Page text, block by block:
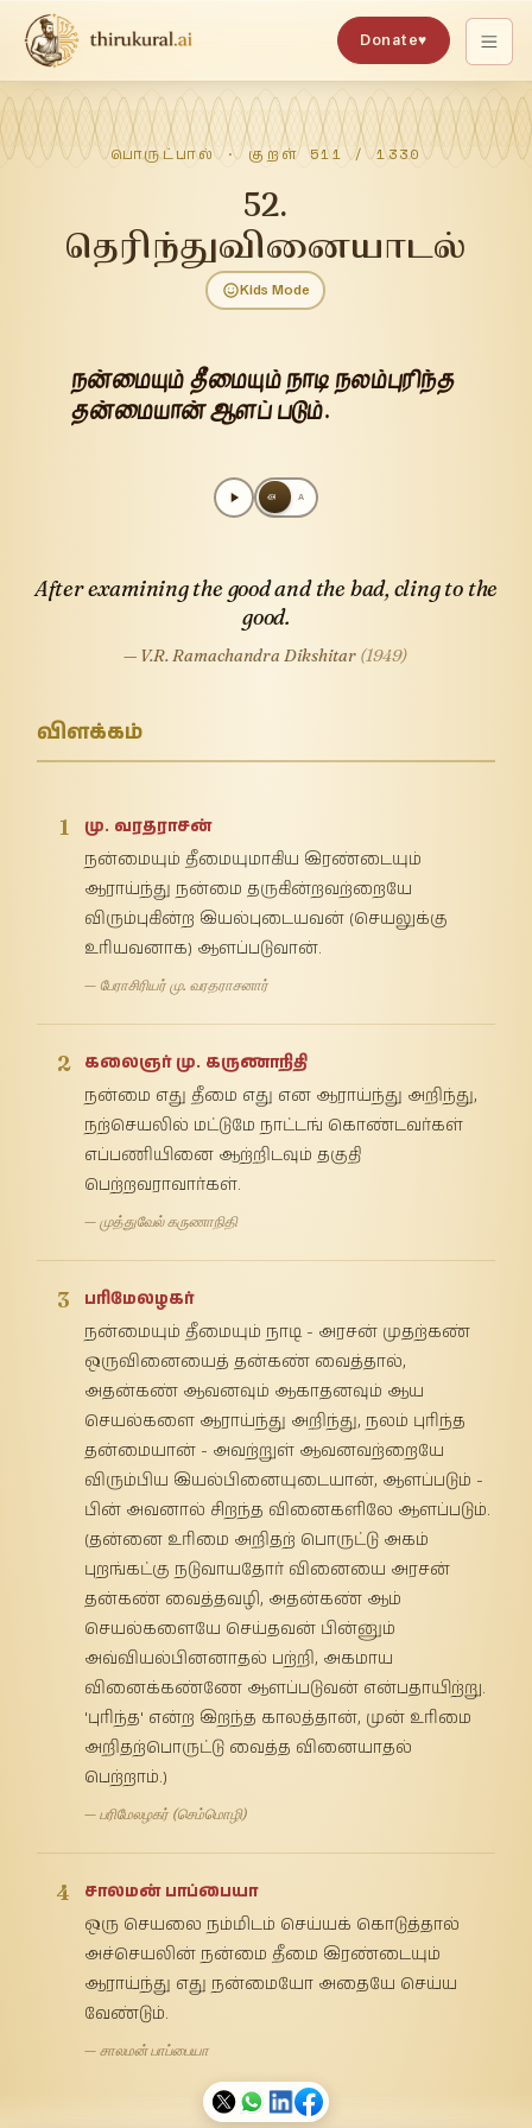
Donate♥
பொருட்பால்· குறள்511 /1330
52.
தெரிந்துவினையாடல்
Kids Mode
நன்மையும் தீமையும் நாடி நலம்புரிந்த
தன்மையான் ஆளப் படும்.
அ A
After examining the good and the bad, cling to the
good.
— V.R. Ramachandra Dikshitar (1949)
விளக்கம்
1
மு. வரதராசன்
நன்மையும் தீமையுமாகிய இரண்டையும்
ஆராய்ந்து நன்மை தருகின்றவற்றையே
விரும்புகின்ற இயல்புடையவன் (செயலுக்கு
உரியவனாக) ஆளப்படுவான்.
— பேராசிரியர் மு. வரதராசனார்
2
கலைஞர் மு. கருணாநிதி
நன்மை எது தீமை எது என ஆராய்ந்து அறிந்து,
நற்செயலில் மட்டுமே நாட்டங் கொண்டவர்கள்
எப்பணியினை ஆற்றிடவும் தகுதி
பெற்றவராவார்கள்.
— முத்துவேல் கருணாநிதி
3
பரிமேலழகர்
நன்மையும் தீமையும் நாடி - அரசன் முதற்கண்
ஒருவினையைத் தன்கண் வைத்தால்,
அதன்கண் ஆவனவும் ஆகாதனவும் ஆய
செயல்களை ஆராய்ந்து அறிந்து, நலம் புரிந்த
தன்மையான் - அவற்றுள் ஆவனவற்றையே
விரும்பிய இயல்பினையுடையான், ஆளப்படும் -
பின் அவனால் சிறந்த வினைகளிலே ஆளப்படும்.
(தன்னை உரிமை அறிதற் பொருட்டு அகம்
புறங்கட்கு நடுவாயதோர் வினையை அரசன்
தன்கண் வைத்தவழி, அதன்கண் ஆம்
செயல்களையே செய்தவன் பின்னும்
அவ்வியல்பினனாதல் பற்றி, அகமாய
வினைக்கண்ணே ஆளப்படுவன் என்பதாயிற்று.
'புரிந்த' என்ற இறந்த காலத்தான், முன் உரிமை
அறிதற்பொருட்டு வைத்த வினையாதல்
பெற்றாம்.)
— பரிமேலழகர் (செம்மொழி)
4
சாலமன் பாப்பையா
ஒரு செயலை நம்மிடம் செய்யக் கொடுத்தால்
அச்செயலின் நன்மை தீமை இரண்டையும்
ஆராய்ந்து எது நன்மையோ அதையே செய்ய
வேண்டும்.
— சாலமன் பாப்பையா